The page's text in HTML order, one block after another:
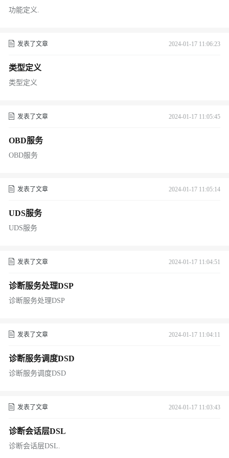
功能定义.
发表了文章 2024-01-17 11:06:23
类型定义
类型定义
发表了文章 2024-01-17 11:05:45
OBD服务
OBD服务
发表了文章 2024-01-17 11:05:14
UDS服务
UDS服务
发表了文章 2024-01-17 11:04:51
诊断服务处理DSP
诊断服务处理DSP
发表了文章 2024-01-17 11:04:11
诊断服务调度DSD
诊断服务调度DSD
发表了文章 2024-01-17 11:03:43
诊断会话层DSL
诊断会话层DSL.